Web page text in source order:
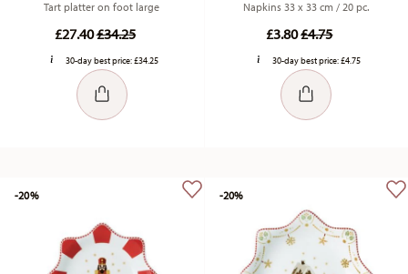
Tart platter on foot large
£27.40Price reduced from
£34.25to
30-day best price:£34.25
Napkins 33 x 33 cm / 20 pc.
£3.80Price reduced
£4.75to
30-day best price:£4.75
-20% -20%